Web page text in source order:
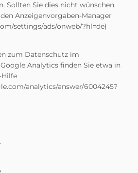
Sollten Sie dies nicht wünschen,
Anzeigenvorgaben-Manager
settings/ads/onweb/?hl=de)
zum Datenschutz im
Analytics finden Sie etwa in
analytics/answer/6004245?